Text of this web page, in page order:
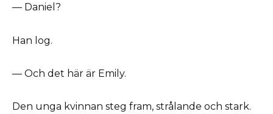
— Daniel?
Han log.
— Och det här är Emily.
Den unga kvinnan steg fram, strålande och stark.